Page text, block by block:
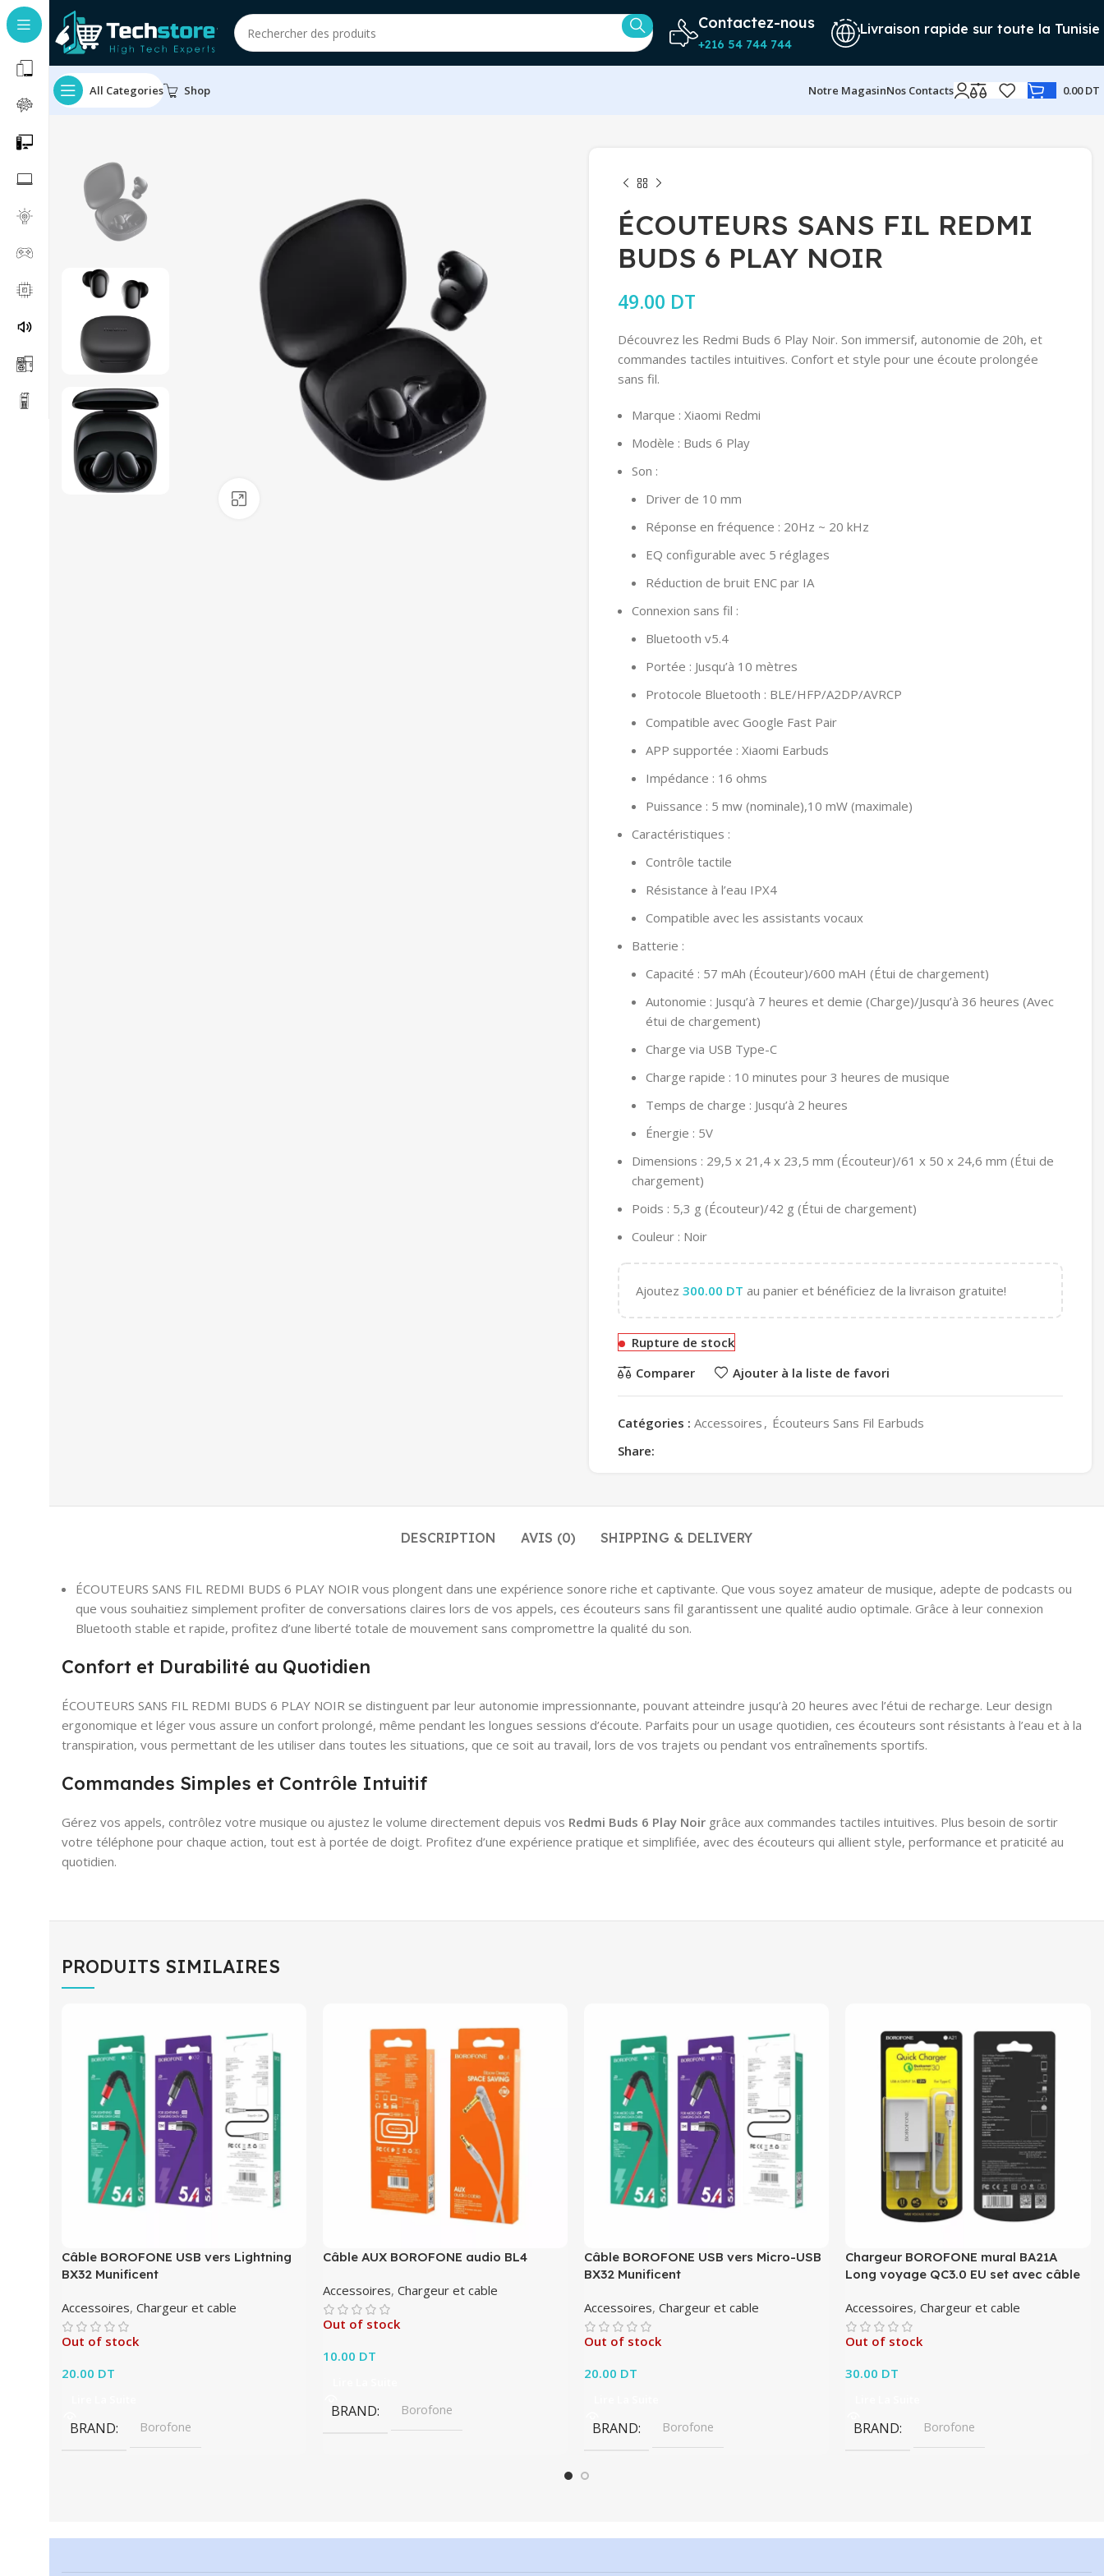
Contactez-nous
+216 54 744 744
Livraison rapide sur toute la Tunisie
All Categories Shop Notre MagasinNos Contacts 0.00DT
ÉCOUTEURS SANS FIL REDMI
BUDS 6 PLAY NOIR
49.00 DT
Découvrez les Redmi Buds 6 Play Noir. Son immersif, autonomie de 20h, et
commandes tactiles intuitives. Confort et style pour une écoute prolongée
sans fil.
Marque : Xiaomi Redmi
Modèle : Buds 6 Play
Son :
Driver de 10 mm
Réponse en fréquence : 20Hz ~ 20 kHz
EQ configurable avec 5 réglages
Réduction de bruit ENC par IA
Connexion sans fil :
Bluetooth v5.4
Portée : Jusqu’à 10 mètres
Protocole Bluetooth : BLE/HFP/A2DP/AVRCP
Compatible avec Google Fast Pair
APP supportée : Xiaomi Earbuds
Impédance : 16 ohms
Puissance : 5 mw (nominale),10 mW (maximale)
Caractéristiques :
Contrôle tactile
Résistance à l’eau IPX4
Compatible avec les assistants vocaux
Batterie :
Capacité : 57 mAh (Écouteur)/600 mAH (Étui de chargement)
Autonomie : Jusqu’à 7 heures et demie (Charge)/Jusqu’à 36 heures (Avec
étui de chargement)
Charge via USB Type-C
Charge rapide : 10 minutes pour 3 heures de musique
Temps de charge : Jusqu’à 2 heures
Énergie : 5V
Dimensions : 29,5 x 21,4 x 23,5 mm (Écouteur)/61 x 50 x 24,6 mm (Étui de
chargement)
Poids : 5,3 g (Écouteur)/42 g (Étui de chargement)
Couleur : Noir
Ajoutez 300.00 DT au panier et bénéficiez de la livraison gratuite!
Rupture de stock
Comparer
Ajouter à la liste de favori
Catégories : Accessoires , Écouteurs Sans Fil Earbuds
Share:
DESCRIPTION AVIS (0) SHIPPING & DELIVERY
ÉCOUTEURS SANS FIL REDMI BUDS 6 PLAY NOIR vous plongent dans une expérience sonore riche et captivante. Que vous soyez amateur de musique, adepte de podcasts ou
que vous souhaitiez simplement profiter de conversations claires lors de vos appels, ces écouteurs sans fil garantissent une qualité audio optimale. Grâce à leur connexion
Bluetooth stable et rapide, profitez d’une liberté totale de mouvement sans compromettre la qualité du son.
Confort et Durabilité au Quotidien
ÉCOUTEURS SANS FIL REDMI BUDS 6 PLAY NOIR se distinguent par leur autonomie impressionnante, pouvant atteindre jusqu’à 20 heures avec l’étui de recharge. Leur design
ergonomique et léger vous assure un confort prolongé, même pendant les longues sessions d’écoute. Parfaits pour un usage quotidien, ces écouteurs sont résistants à l’eau et à la
transpiration, vous permettant de les utiliser dans toutes les situations, que ce soit au travail, lors de vos trajets ou pendant vos entraînements sportifs.
Commandes Simples et Contrôle Intuitif
Gérez vos appels, contrôlez votre musique ou ajustez le volume directement depuis vos Redmi Buds 6 Play Noir grâce aux commandes tactiles intuitives. Plus besoin de sortir
votre téléphone pour chaque action, tout est à portée de doigt. Profitez d’une expérience pratique et simplifiée, avec des écouteurs qui allient style, performance et praticité au
quotidien.
PRODUITS SIMILAIRES
Câble BOROFONE USB vers Lightning
BX32 Munificent
Accessoires, Chargeur et cable
Out of stock
20.00 DT
BRAND Borofone
Câble AUX BOROFONE audio BL4
Accessoires,Chargeur et cable
Out of stock
10.00 DT
BRAND Borofone
Câble BOROFONE USB vers Micro-USB
BX32 Munificent
Accessoires,Chargeur et cable
Out of stock
20.00 DT
BRAND Borofone
Chargeur BOROFONE mural BA21A
Long voyage QC3.0 EU set avec câble
Accessoires,Chargeur et cable
Out of stock
30.00 DT
BRAND Borofone